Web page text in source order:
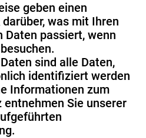
geben einen
was mit Ihren
Daten passiert, wenn
sind alle Daten,
identifiziert werden
Informationen zum
Sie unserer